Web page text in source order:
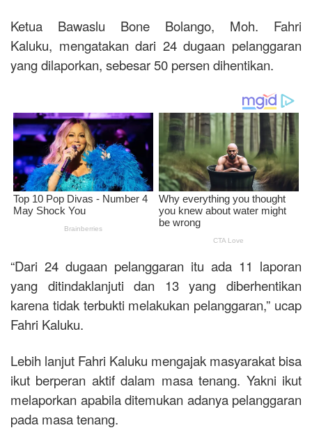
Ketua Bawaslu Bone Bolango, Moh. Fahri
Kaluku, mengatakan dari 24 dugaan pelanggaran
yang dilaporkan, sebesar 50 persen dihentikan.
“Dari 24 dugaan pelanggaran itu ada 11 laporan
yang ditindaklanjuti dan 13 yang diberhentikan
karena tidak terbukti melakukan pelanggaran,” ucap
Fahri Kaluku.
Lebih lanjut Fahri Kaluku mengajak masyarakat bisa
ikut berperan aktif dalam masa tenang. Yakni ikut
melaporkan apabila ditemukan adanya pelanggaran
pada masa tenang.